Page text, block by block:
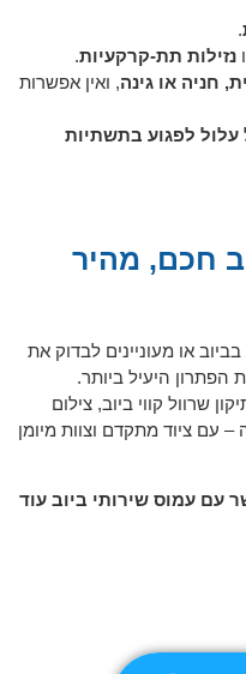
.
נזילות תת-קרקעיות.
חניה או גינה, ואין אפשרות
עלול לפגוע בתשתיות
חכם, מהיר
או מעוניינים לבדוק את
הפתרון היעיל ביותר.
שרוול קווי ביוב, צילום
– עם ציוד מתקדם וצוות מיומן
עם עמוס שירותי ביוב עוד